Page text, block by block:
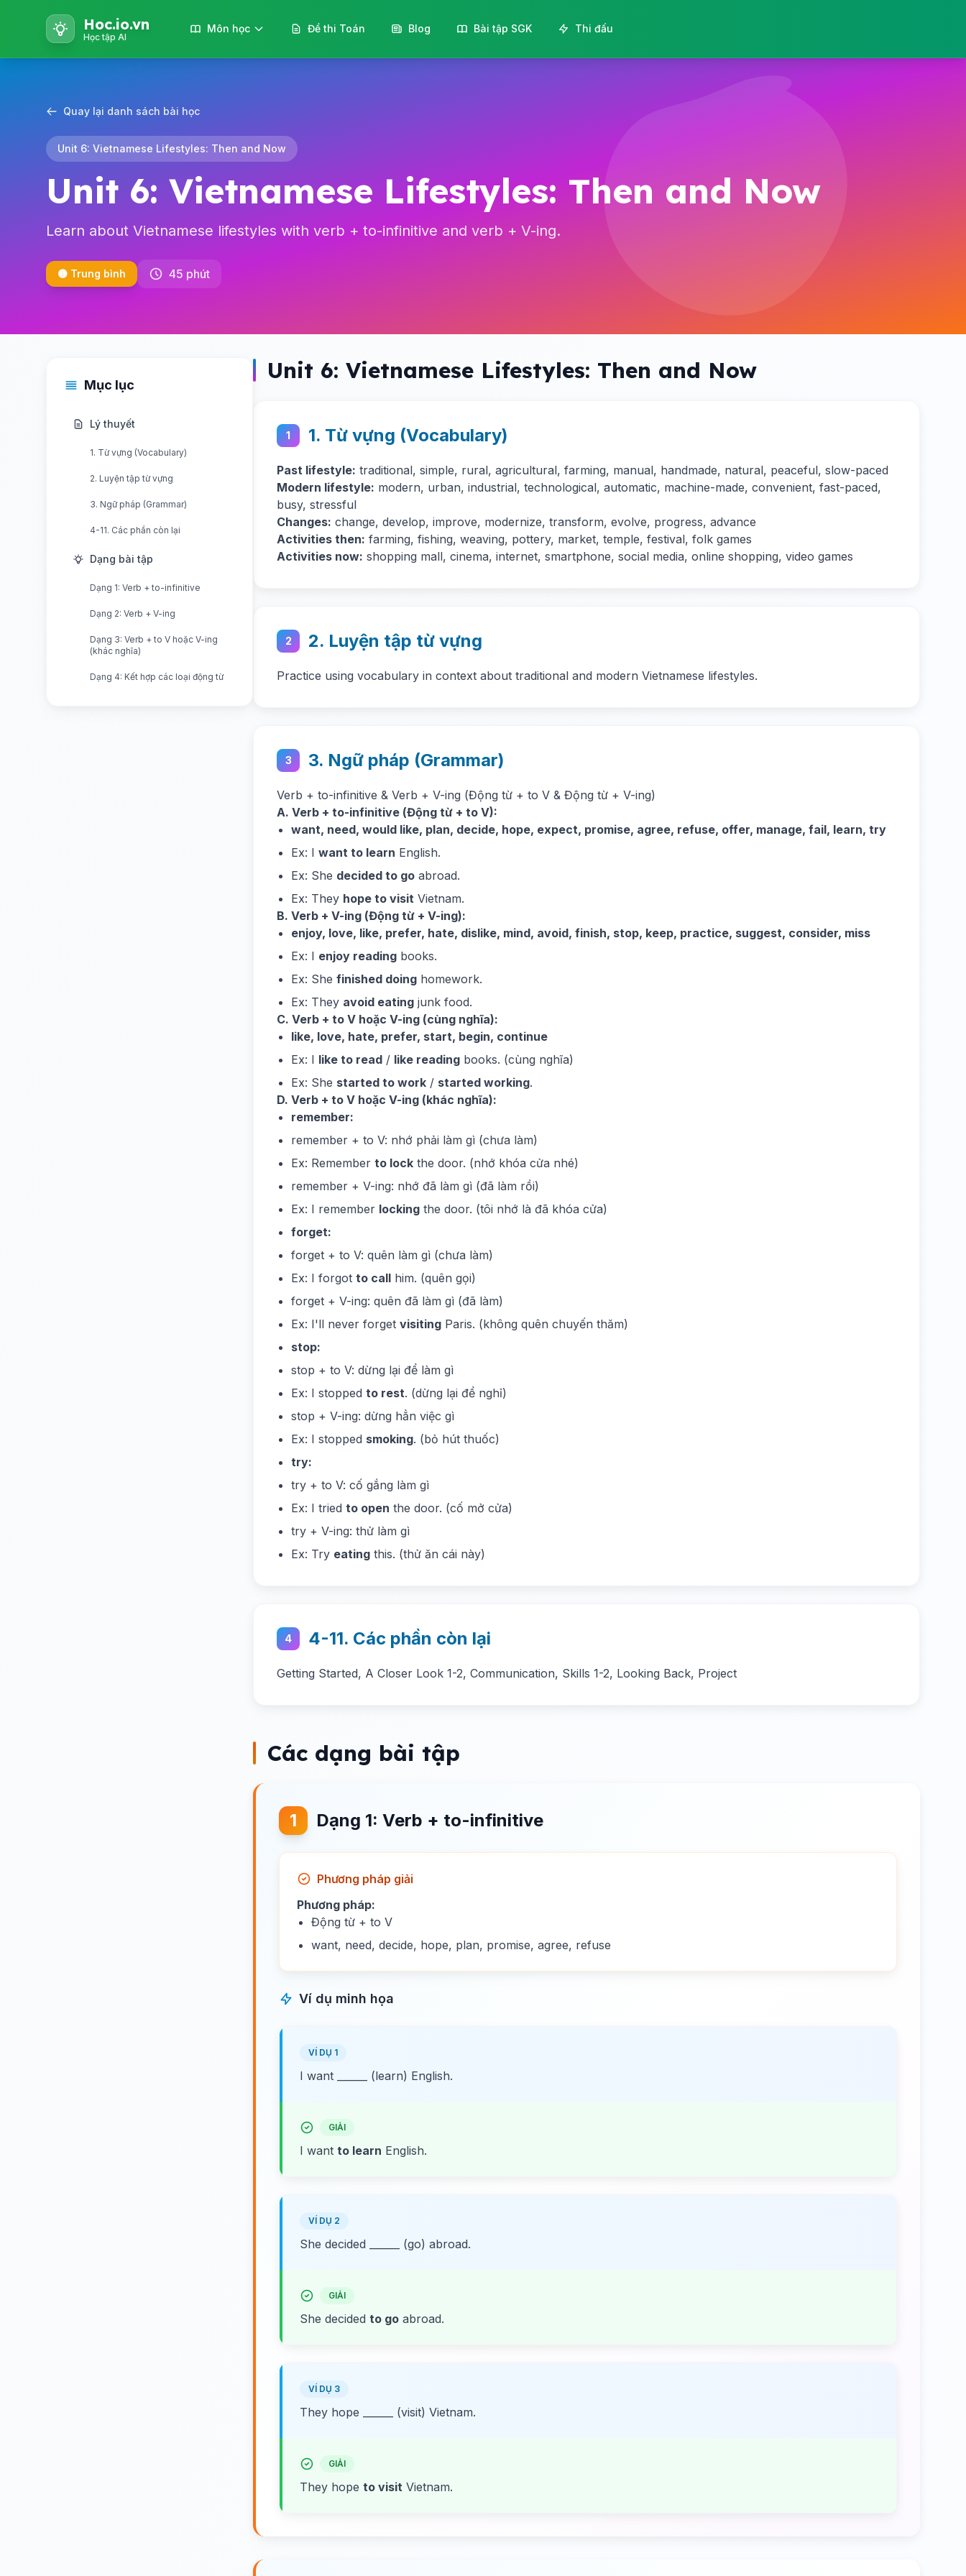
Hoc.io.vn
Học tập AI
Môn học Đề thi Toán Blog Bài tập SGK Thi đấu
Quay lại danh sách bài học
Unit 6: Vietnamese Lifestyles: Then and Now
Unit 6: Vietnamese Lifestyles: Then and Now
Learn about Vietnamese lifestyles with verb + to-infinitive and verb + V-ing.
🟡 Trung bình 45 phút
Mục lục
Lý thuyết
1. Từ vựng (Vocabulary)
2. Luyện tập từ vựng
3. Ngữ pháp (Grammar)
4-11. Các phần còn lại
Dạng bài tập
Dạng 1: Verb + to-infinitive
Dạng 2: Verb + V-ing
Dạng 3: Verb + to V hoặc V-ing
(khác nghĩa)
Dạng 4: Kết hợp các loại động từ
Unit 6: Vietnamese Lifestyles: Then and Now
1 1. Từ vựng (Vocabulary)
Past lifestyle: traditional, simple, rural, agricultural, farming, manual, handmade, natural, peaceful, slow-paced
Modern lifestyle: modern, urban, industrial, technological, automatic, machine-made, convenient, fast-paced,
busy, stressful
Changes: change, develop, improve, modernize, transform, evolve, progress, advance
Activities then: farming, fishing, weaving, pottery, market, temple, festival, folk games
Activities now: shopping mall, cinema, internet, smartphone, social media, online shopping, video games
2 2. Luyện tập từ vựng
Practice using vocabulary in context about traditional and modern Vietnamese lifestyles.
3 3. Ngữ pháp (Grammar)
Verb + to-infinitive & Verb + V-ing (Động từ + to V & Động từ + V-ing)
A. Verb + to-infinitive (Động từ + to V):
want, need, would like, plan, decide, hope, expect, promise, agree, refuse, offer, manage, fail, learn, try
Ex: I want to learn English.
Ex: She decided to go abroad.
Ex: They hope to visit Vietnam.
B. Verb + V-ing (Động từ + V-ing):
enjoy, love, like, prefer, hate, dislike, mind, avoid, finish, stop, keep, practice, suggest, consider, miss
Ex: I enjoy reading books.
Ex: She finished doing homework.
Ex: They avoid eating junk food.
C. Verb + to V hoặc V-ing (cùng nghĩa):
like, love, hate, prefer, start, begin, continue
Ex: I like to read / like reading books. (cùng nghĩa)
Ex: She started to work / started working.
D. Verb + to V hoặc V-ing (khác nghĩa):
remember:
remember + to V: nhớ phải làm gì (chưa làm)
Ex: Remember to lock the door. (nhớ khóa cửa nhé)
remember + V-ing: nhớ đã làm gì (đã làm rồi)
Ex: I remember locking the door. (tôi nhớ là đã khóa cửa)
forget:
forget + to V: quên làm gì (chưa làm)
Ex: I forgot to call him. (quên gọi)
forget + V-ing: quên đã làm gì (đã làm)
Ex: I'll never forget visiting Paris. (không quên chuyến thăm)
stop:
stop + to V: dừng lại để làm gì
Ex: I stopped to rest. (dừng lại để nghỉ)
stop + V-ing: dừng hẳn việc gì
Ex: I stopped smoking. (bỏ hút thuốc)
try:
try + to V: cố gắng làm gì
Ex: I tried to open the door. (cố mở cửa)
try + V-ing: thử làm gì
Ex: Try eating this. (thử ăn cái này)
4 4-11. Các phần còn lại
Getting Started, A Closer Look 1-2, Communication, Skills 1-2, Looking Back, Project
Các dạng bài tập
1 Dạng 1: Verb + to-infinitive
Phương pháp giải
Phương pháp:
Động từ + to V
want, need, decide, hope, plan, promise, agree, refuse
Ví dụ minh họa
VÍ DỤ 1
I want ______ (learn) English.
GIẢI
I want to learn English.
VÍ DỤ 2
She decided ______ (go) abroad.
GIẢI
She decided to go abroad.
VÍ DỤ 3
They hope ______ (visit) Vietnam.
GIẢI
They hope to visit Vietnam.